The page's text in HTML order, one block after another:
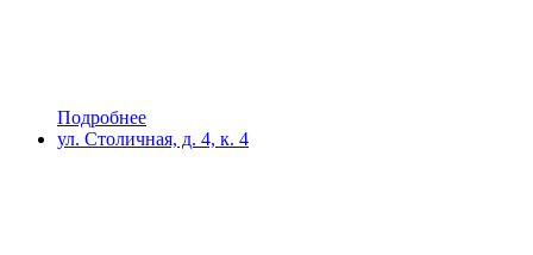
Подробнее
ул. Столичная, д. 4, к. 4